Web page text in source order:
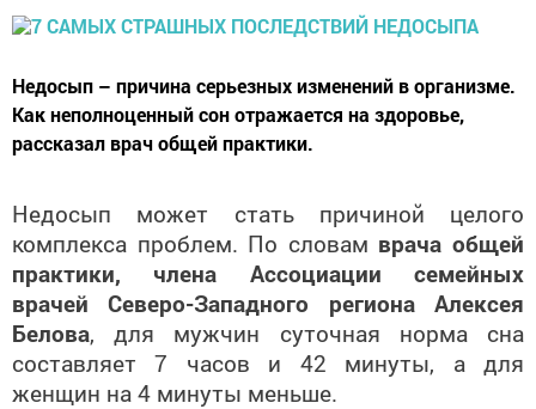
Недосып – причина серьезных изменений в организме.
Как неполноценный сон отражается на здоровье,
рассказал врач общей практики.
Недосып может стать причиной целого
комплекса проблем. По словам врача общей
практики, члена Ассоциации семейных
врачей Северо-Западного региона Алексея
Белова, для мужчин суточная норма сна
составляет 7 часов и 42 минуты, а для
женщин на 4 минуты меньше.